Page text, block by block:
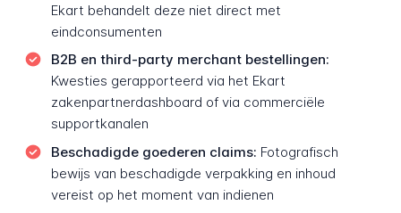
Ekart behandelt deze niet direct met
eindconsumenten
B2B en third-party merchant bestellingen:
Kwesties gerapporteerd via het Ekart
zakenpartnerdashboard of via commerciële
supportkanalen
Beschadigde goederen claims: Fotografisch
bewijs van beschadigde verpakking en inhoud
vereist op het moment van indienen